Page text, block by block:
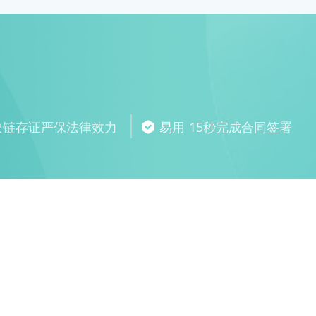
存证严保法律效力 易用 15秒完成合同签署